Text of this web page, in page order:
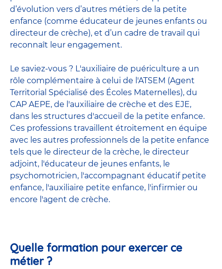
d’évolution vers d’autres métiers de la petite
enfance (comme éducateur de jeunes enfants ou
directeur de crèche), et d’un cadre de travail qui
reconnaît leur engagement.
Le saviez-vous ? L'auxiliaire de puériculture a un
rôle complémentaire à celui de l'ATSEM (Agent
Territorial Spécialisé des Écoles Maternelles), du
CAP AEPE, de l'auxiliaire de crèche et des EJE,
dans les structures d'accueil de la petite enfance.
Ces professions travaillent étroitement en équipe
avec les autres professionnels de la petite enfance
tels que le directeur de la crèche, le directeur
adjoint, l'éducateur de jeunes enfants, le
psychomotricien, l'accompagnant éducatif petite
enfance, l'auxiliaire petite enfance, l'infirmier ou
encore l'agent de crèche.
Quelle formation pour exercer ce
métier ?